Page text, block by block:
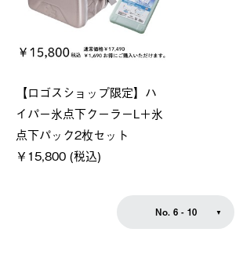
【ロゴスショップ限定】ハ
イパー氷点下クーラーL＋氷
点下パック2枚セット
￥15,800 (税込)
No. 6 - 10